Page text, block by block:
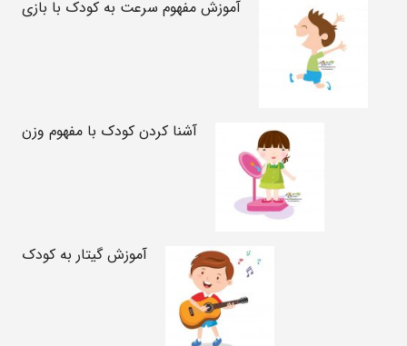
آموزش مفهوم سرعت به کودک با بازی
آشنا کردن کودک با مفهوم وزن
آموزش گیتار به کودک